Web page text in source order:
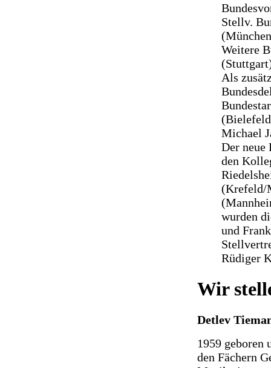
Stellv.
Weitere
Als
Michael
Der neue
den
(Krefeld/
wurden
und
Rüdiger
Wir
Detlev
1959 geboren
den Fächern